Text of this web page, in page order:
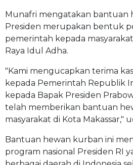
Munafri mengatakan bantuan
Presiden merupakan bentuk
pemerintah kepada
Raya Idul Adha.
"Kami mengucapkan terima
kepada Pemerintah Republik
kepada Bapak Presiden
telah memberikan bantuan
masyarakat di Kota Makassar,"
Bantuan hewan kurban ini
program nasional Presiden RI